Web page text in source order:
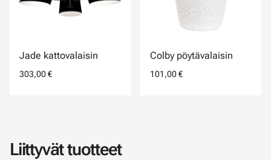
Jade kattovalaisin
303,00 €
Colby pöytävalaisin
101,00 €
Liittyvät tuotteet